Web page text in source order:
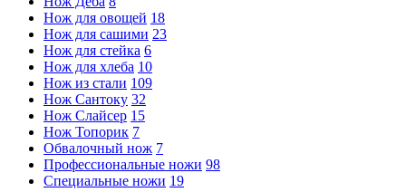
Нож для овощей 18
Нож для сашими 23
Нож для стейка 6
Нож для хлеба 10
Нож из стали 109
Нож Сантоку 32
Нож Слайсер 15
Нож Топорик 7
Обвалочный нож 7
Профессиональные ножи 98
Специальные ножи 19